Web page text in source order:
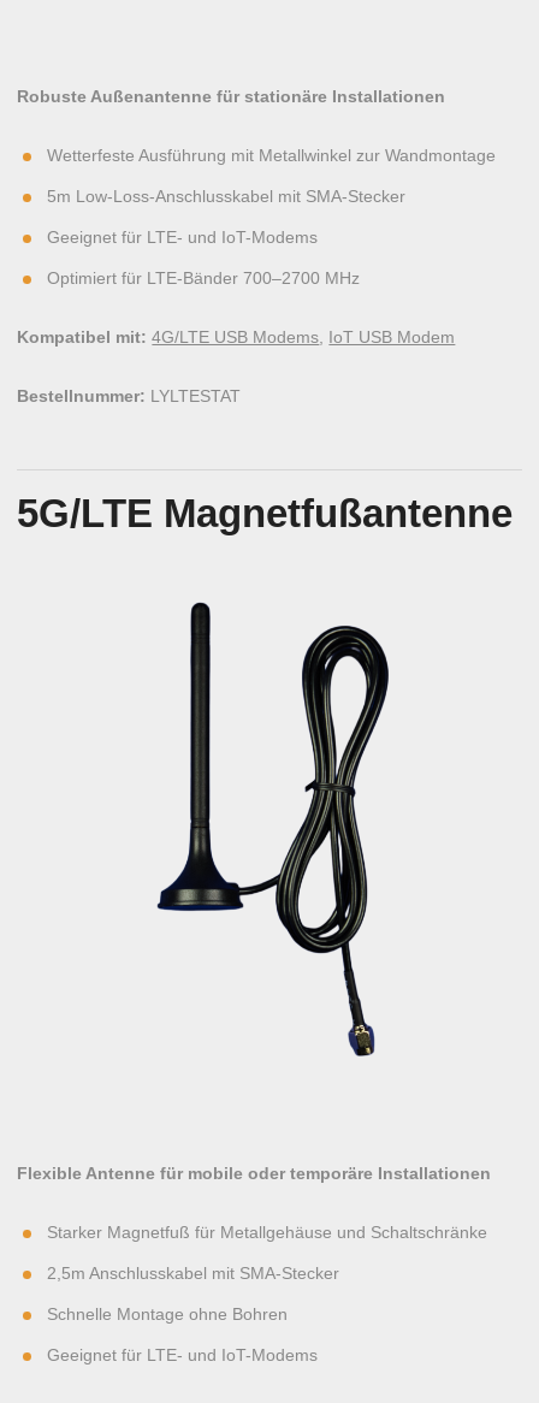
Robuste Außenantenne für stationäre Installationen
Wetterfeste Ausführung mit Metallwinkel zur Wandmontage
5m Low-Loss-Anschlusskabel mit SMA-Stecker
Geeignet für LTE- und IoT-Modems
Optimiert für LTE-Bänder 700–2700 MHz
Kompatibel mit: 4G/LTE USB Modems, IoT USB Modem
Bestellnummer: LYLTESTAT
5G/LTE Magnetfußantenne
Flexible Antenne für mobile oder temporäre Installationen
Starker Magnetfuß für Metallgehäuse und Schaltschränke
2,5m Anschlusskabel mit SMA-Stecker
Schnelle Montage ohne Bohren
Geeignet für LTE- und IoT-Modems